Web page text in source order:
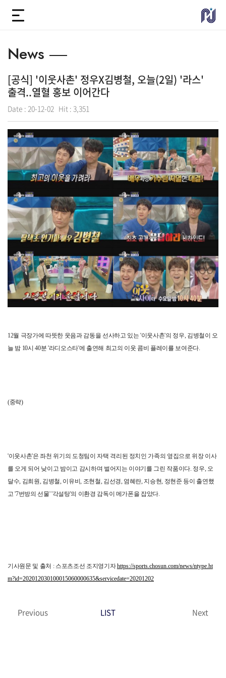
News
[공식] '이웃사촌' 정우X김병철, 오늘(2일) '라스'
출격..열혈 홍보 이어간다
Date : 20-12-02 Hit : 3,351
12월 극장가에 따뜻한 웃음과 감동을 선사하고 있는 '이웃사촌'의 정우, 김병철이 오
늘 밤 10시 40분 '라디오스타'에 출연해 최고의 이웃 콤비 플레이를 보여준다.
(중략)
'이웃사촌'은 좌천 위기의 도청팀이 자택 격리된 정치인 가족의 옆집으로 위장 이사
를 오게 되어 낮이고 밤이고 감시하며 벌어지는 이야기를 그린 작품이다. 정우, 오
달수, 김희원, 김병철, 이유비, 조현철, 김선경, 염혜란, 지승현, 정현준 등이 출연했
고 '7번방의 선물' '각설탕'의 이환경 감독이 메가폰을 잡았다.
기사원문 및 출처 : 스포츠조선 조지영기자https://sports.chosun.com/news/ntype.ht
m?id=202012030100015060000635&servicedate=20201202
Previous LIST Next